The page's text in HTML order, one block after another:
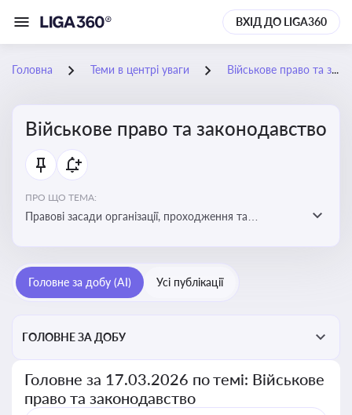
ВХІД ДО LIGA360
Головна Теми в центрі уваги Військове право та законодавство
Військове право та законодавство
ПРО ЩО ТЕМА:
Правові засади організації, проходження та
військовослужбовців у воєнний час
Головне за добу (AI) Усі публікації
ГОЛОВНЕ ЗА ДОБУ
Головне за 17.03.2026 по темі: Військове
право та законодавство